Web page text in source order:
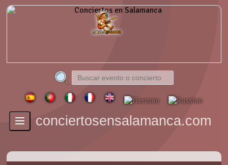
Toggle
navigationconciertosensalamanca.com